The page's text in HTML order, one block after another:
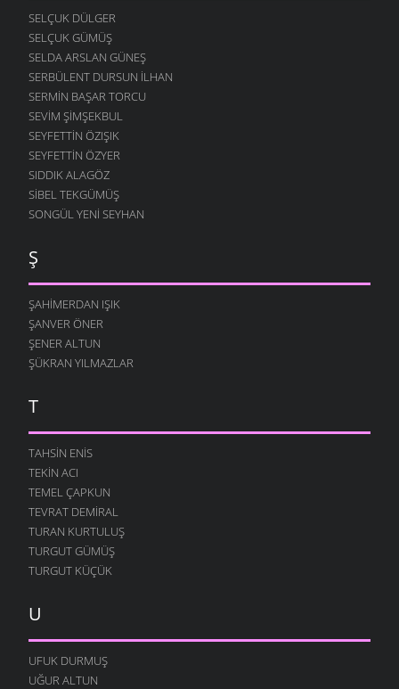
SELÇUK DÜLGER
SELÇUK GÜMÜŞ
SELDA ARSLAN GÜNEŞ
SERBÜLENT DURSUN İLHAN
SERMIN BAŞAR TORCU
SEVIM ŞIMŞEKBUL
SEYFETTIN ÖZIŞIK
SEYFETTIN ÖZYER
SIDDIK ALAGÖZ
SIBEL TEKGÜMÜŞ
SONGÜL YENI SEYHAN
Ş
ŞAHIMERDAN IŞIK
ŞANVER ÖNER
ŞENER ALTUN
ŞÜKRAN YILMAZLAR
T
TAHSIN ENIS
TEKIN ACI
TEMEL ÇAPKUN
TEVRAT DEMIRAL
TURAN KURTULUŞ
TURGUT GÜMÜŞ
TURGUT KÜÇÜK
U
UFUK DURMUŞ
UĞUR ALTUN